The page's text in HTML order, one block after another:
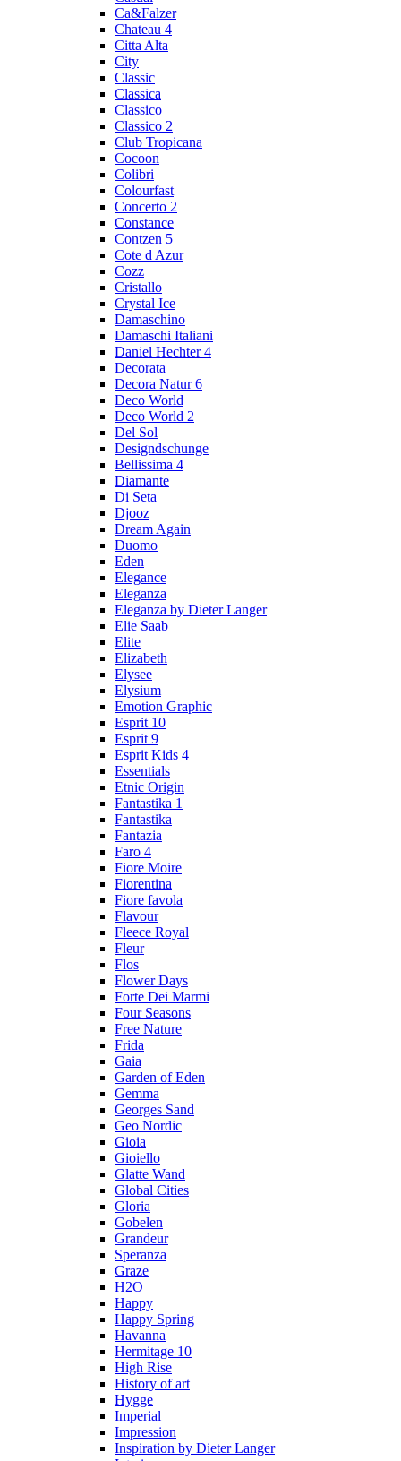
Ca&Falzer
Chateau 4
Citta Alta
City
Classic
Classica
Classico
Classico 2
Club Tropicana
Cocoon
Colibri
Colourfast
Concerto 2
Constance
Contzen 5
Cote d Azur
Cozz
Cristallo
Crystal Ice
Damaschino
Damaschi Italiani
Daniel Hechter 4
Decorata
Decora Natur 6
Deco World
Deco World 2
Del Sol
Designdschunge
Bellissima 4
Diamante
Di Seta
Djooz
Dream Again
Duomo
Eden
Elegance
Eleganza
Eleganza by Dieter Langer
Elie Saab
Elite
Elizabeth
Elysee
Elysium
Emotion Graphic
Esprit 10
Esprit 9
Esprit Kids 4
Essentials
Etnic Origin
Fantastika 1
Fantastika
Fantazia
Faro 4
Fiore Moire
Fiorentina
Fiore favola
Flavour
Fleece Royal
Fleur
Flos
Flower Days
Forte Dei Marmi
Four Seasons
Free Nature
Frida
Gaia
Garden of Eden
Gemma
Georges Sand
Geo Nordic
Gioia
Gioiello
Glatte Wand
Global Cities
Gloria
Gobelen
Grandeur
Speranza
Graze
H2O
Happy
Happy Spring
Havanna
Hermitage 10
High Rise
History of art
Hygge
Imperial
Impression
Inspiration by Dieter Langer